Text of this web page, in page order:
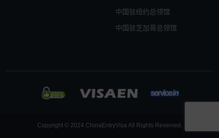
中国驻纽约总领馆
中国驻芝加哥总领馆
Copyright © 2024 ChinaEntryVisa All Rights Reserved.